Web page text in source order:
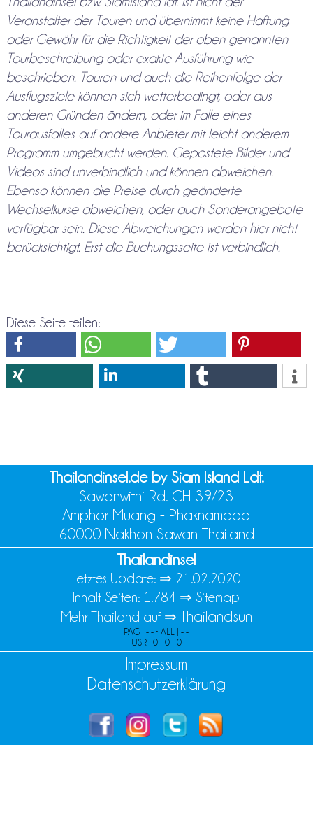
Veranstalter der Touren und übernimmt keine Haftung
oder Gewähr für die Richtigkeit der oben genannten
Tourbeschreibung oder exakte Ausführung wie
beschrieben. Touren und auch die Reihenfolge der
Ausflugsziele können sich wetterbedingt, oder aus
anderen Gründen ändern, oder im Falle eines
Tourausfalles auf andere Anbieter mit leicht anderem
Programm umgebucht werden. Gepostete Bilder und
Videos sind unverbindlich und können abweichen.
Ebenso können die Preise durch geänderte
Wechselkurse abweichen, oder auch Sonderangebote
verfügbar sein. Diese Abweichungen werden hier nicht
berücksichtigt. Erst die Buchungsseite ist verbindlich.
Diese Seite teilen:
Thailandinsel.de by Siam Island Ldt.
Sawanwithi Rd. CH 39/23
Amphor Muang - Phaknampoo
60000 Nakhon Sawan Thailand
Thailandinsel
Letztes Update: ⇒ 21.02.2020
Inhalt Seiten: 1.784 ⇒ Sitemap
Mehr Thailand auf ⇒ Thailandsun
PAG | - - • ALL | - -
USR | 0 - 0 - 0
Impressum
Datenschutzerklärung